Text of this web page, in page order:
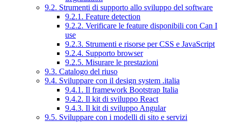
9.2. Strumenti di supporto allo sviluppo del software
9.2.1. Feature detection
9.2.2. Verificare le feature disponibili con Can I
use
9.2.3. Strumenti e risorse per CSS e JavaScript
9.2.4. Supporto browser
9.2.5. Misurare le prestazioni
9.3. Catalogo del riuso
9.4. Sviluppare con il design system .italia
9.4.1. Il framework Bootstrap Italia
9.4.2. Il kit di sviluppo React
9.4.3. Il kit di sviluppo Angular
9.5. Sviluppare con i modelli di sito e servizi